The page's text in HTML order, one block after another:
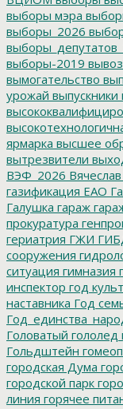
выборы мэра
выборы_2026
выборы-2019
вымогательство
урожай выпускники
ярмарка высшее
вытрезвители
ВЭФ_2026
газификация ЕАО
Галушка гараж
прокуратура
гериатрия ГЖИ
сооружения
ситуация гимназия
инспектор год
наставника Год
Головатый гололед
Гольдштейн
городская Дума
городской парк
линия горячее